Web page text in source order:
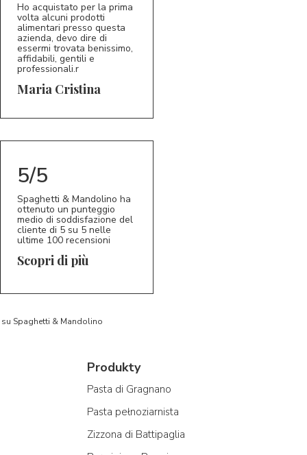
MC 5/5
Ho acquistato per la prima
volta alcuni prodotti
alimentari presso questa
azienda, devo dire di
essermi trovata benissimo,
affidabili, gentili e
professionali.r
Maria Cristina
5/5
Spaghetti & Mandolino ha
ottenuto un punteggio
medio di soddisfazione del
cliente di 5 su 5 nelle
ultime 100 recensioni
Scopri di più
Spaghetti & Mandolino
Produkty
Pasta di Gragnano
Pasta pełnoziarnista
Zizzona di Battipaglia